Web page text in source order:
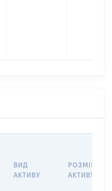
ВИД
АКТИВУ
РОЗМІР
АКТИВУ